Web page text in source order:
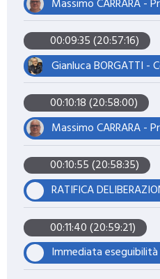
00:09:35 (20:57:16)
Gianluca BORGATTI -
00:10:18 (20:58:00)
00:10:55 (20:58:35)
00:11:40 (20:59:21)